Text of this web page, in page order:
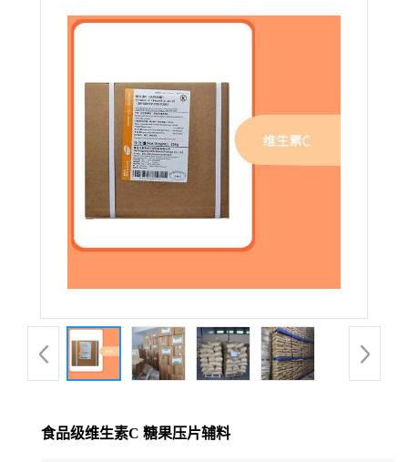
食品级维生素C 糖果压片辅料